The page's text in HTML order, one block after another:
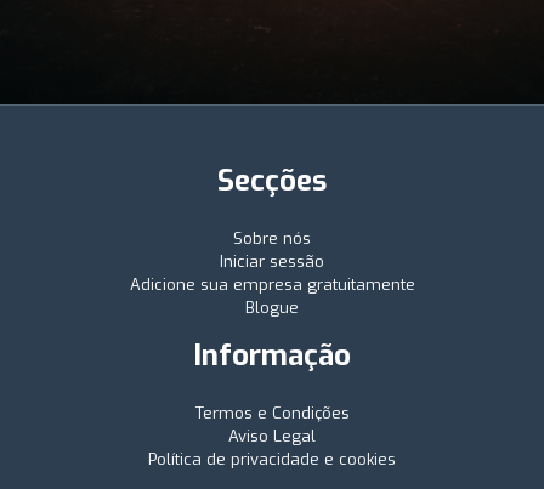
Secções
Sobre nós
Iniciar sessão
Adicione sua empresa gratuitamente
Blogue
Informação
Termos e Condições
Aviso Legal
Política de privacidade e cookies